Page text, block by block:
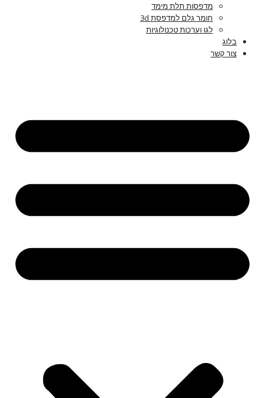
מדפסות תלת מימד
חומר גלם למדפסת 3d
לגו וערכות טכנולוגיות
בלוג
צור קשר